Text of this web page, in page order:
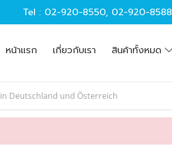
Tel : 02-920-8550, 02-920-8588
หน้าแรก เกี่ยวกับเรา สินค้าทั้งหมด
Deutschland und Österreich